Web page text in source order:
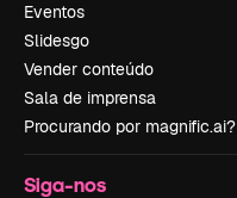
Eventos
Slidesgo
Vender conteúdo
Sala de imprensa
Procurando por magnific.ai?
Siga-nos